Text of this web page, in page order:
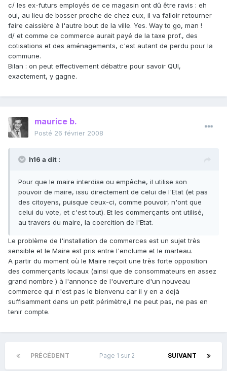
c/ les ex-futurs employés de ce magasin ont dû être ravis : eh
oui, au lieu de bosser proche de chez eux, il va falloir retourner
faire caissière à l'autre bout de la ville. Yes. Way to go, man !
d/ et comme ce commerce aurait payé de la taxe prof., des
cotisations et des aménagements, c'est autant de perdu pour la
commune.
Bilan : on peut effectivement débattre pour savoir QUI,
exactement, y gagne.
maurice b.
Posté 26 février 2008
h16 a dit :
Pour que le maire interdise ou empêche, il utilise son
pouvoir de maire, issu directement de celui de l'Etat (et pas
des citoyens, puisque ceux-ci, comme pouvoir, n'ont que
celui du vote, et c'est tout). Et les commerçants ont utilisé,
au travers du maire, la coercition de l'Etat.
Le problème de l'installation de commerces est un sujet très
sensible et le Maire est pris entre l'enclume et le marteau.
A partir du moment où le Maire reçoit une très forte opposition
des commerçants locaux (ainsi que de consommateurs en assez
grand nombre ) à l'annonce de l'ouverture d'un nouveau
commerce qui n'est pas le bienvenu car il y en a dejà
suffisamment dans un petit périmètre,il ne peut pas, ne pas en
tenir compte.
PRÉCÉDENT SUIVANT
Page 1 sur 2